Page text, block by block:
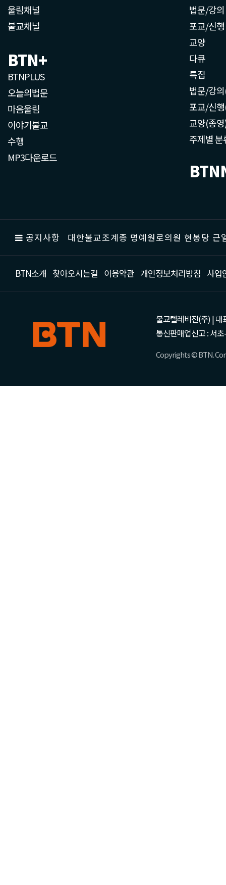
울림채널
불교채널
BTN+
BTNPLUS
오늘의법문
마음울림
이야기불교
수행
MP3다운로드
법문/강의
포교/신행
교양
다큐
특집
법문/강
포교/신
교양(종
주제별 분
공지사항 대한불교조계종 명예원로의원 현봉당
BTN소개 찾아오시는길 이용약관 개인정보처리방침 사업
불교텔레비전(주) | 대
통신판매업신고 : 서
Copyrights © BTN.